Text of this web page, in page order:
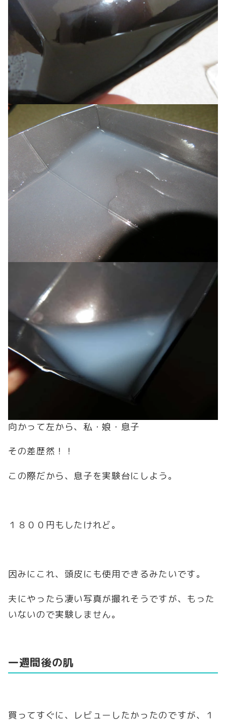
向かって左から、私・娘・息子
その差歴然！！
この際だから、息子を実験台にしよう。
１８００円もしたけれど。
因みにこれ、頭皮にも使用できるみたいです。
夫にやったら凄い写真が撮れそうですが、もった
いないので実験しません。
一週間後の肌
買ってすぐに、レビューしたかったのですが、１